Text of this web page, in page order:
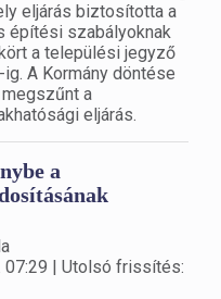
eljárás biztosította a
építési szabályoknak
a települési jegyző
A Kormány döntése
a
eljárás.
a
07:29 | Utolsó frissítés: